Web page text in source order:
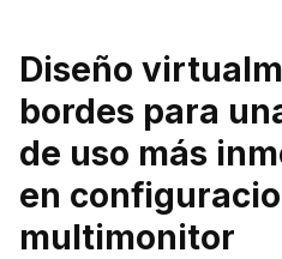
Diseño
bordes para
de uso más
en
multimonitor